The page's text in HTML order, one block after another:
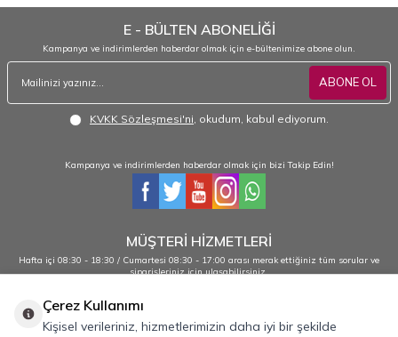
E - BÜLTEN ABONELİĞİ
Kampanya ve indirimlerden haberdar olmak için e-bültenimize abone olun.
ABONE OL
KVKK Sözleşmesi'ni , okudum, kabul ediyorum.
Kampanya ve indirimlerden haberdar olmak için bizi Takip Edin!
MÜŞTERİ HİZMETLERİ
Hafta içi 08:30 - 18:30 / Cumartesi 08:30 - 17:00 arası merak ettiğiniz tüm sorular ve
siparişleriniz için ulaşabilirsiniz.
0232 484 38 44 - 0533 330 88 95
Çerez Kullanımı
Kişisel verileriniz, hizmetlerimizin daha iyi bir şekilde